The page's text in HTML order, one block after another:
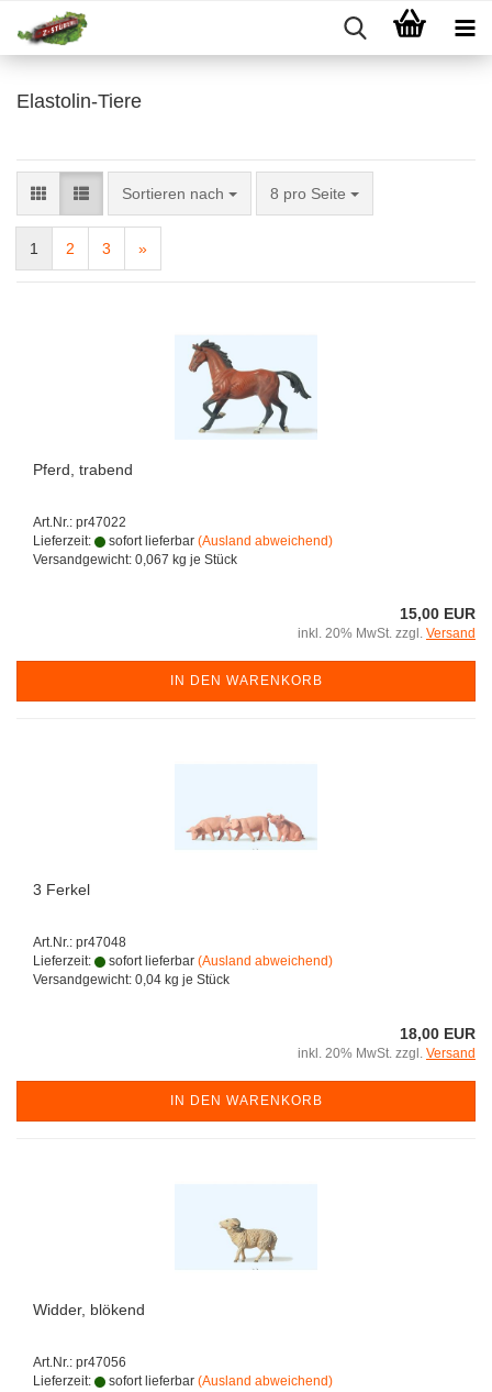
Elastolin-Tiere
Sortieren nach
Sortieren nach 8 pro Seite
pro Seite
1 2 3 »
Pferd, trabend
Art.Nr.: pr47022
Lieferzeit:
sofort lieferbar (Ausland abweichend)
Versandgewicht: 0,067 kg je Stück
15,00 EUR
inkl. 20% MwSt. zzgl. Versand
IN DEN WARENKORB
3 Ferkel
Art.Nr.: pr47048
Lieferzeit:
sofort lieferbar (Ausland abweichend)
Versandgewicht: 0,04 kg je Stück
18,00 EUR
inkl. 20% MwSt. zzgl. Versand
IN DEN WARENKORB
Widder, blökend
Art.Nr.: pr47056
Lieferzeit:
sofort lieferbar (Ausland abweichend)